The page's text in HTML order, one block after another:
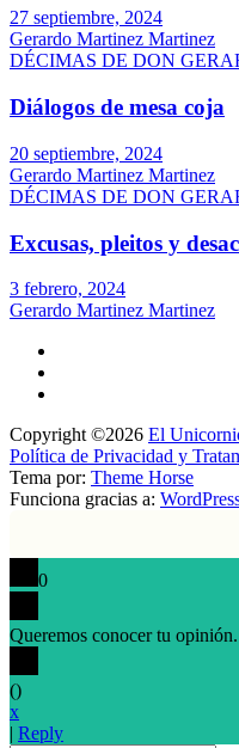
27 septiembre, 2024
Gerardo Martinez Martinez
DÉCIMAS DE DON
Diálogos de mesa coja
20 septiembre, 2024
Gerardo Martinez Martinez
DÉCIMAS DE DON
Excusas, pleitos y
3 febrero, 2024
Gerardo Martinez Martinez
Copyright ©2026 El
Política de Privacidad y
Tema por: Theme Horse
Funciona gracias a:
0
Queremos conocer tu
()
x
| Reply